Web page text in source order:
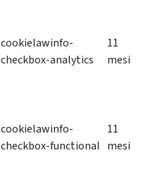
cookielawinfo-
checkbox-analytics
11
mesi
cookielawinfo-
checkbox-functional
11
mesi